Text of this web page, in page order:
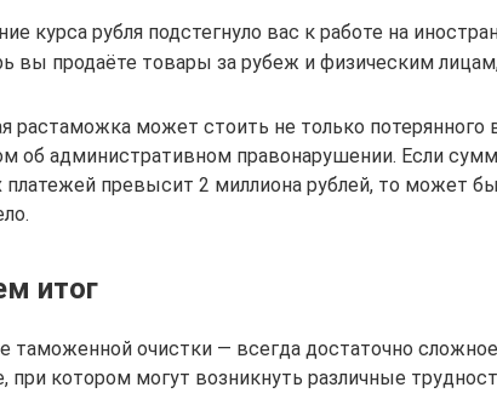
курса рубля подстегнуло вас к работе на
вы продаёте товары за рубеж и физическим
растаможка может стоить не только потерянного
об административном правонарушении. Если
превысит 2 миллиона рублей, то может
итог
таможенной очистки — всегда достаточно
при котором могут возникнуть различные